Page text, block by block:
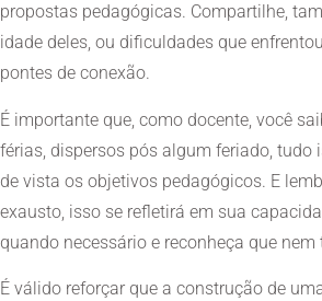
propostas pedagógicas. Compartilhe,
idade deles, ou dificuldades que
pontes de conexão.
É importante que, como docente, você
férias, dispersos pós algum feriado,
de vista os objetivos pedagógicos. E
exausto, isso se refletirá em sua
quando necessário e reconheça que
É válido reforçar que a construção de